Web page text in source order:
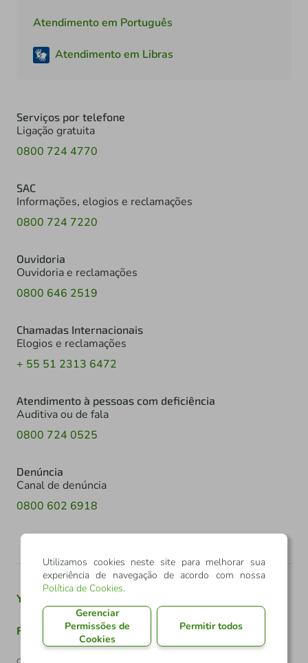
Atendimento em Português
Atendimento em Libras
Serviços por telefone
Ligação gratuita
0800 724 4770
SAC
Informações, elogios e reclamações
0800 724 7220
Ouvidoria
Ouvidoria e reclamações
0800 646 2519
Chamadas Internacionais
Elogios e reclamações
+ 55 51 2313 6472
Atendimento à pessoas com deficiência
Auditiva ou de fala
0800 724 0525
Denúncia
Canal de denúncia
0800 602 6918
Youtube
Facebook TikTok
Utilizamos cookies neste site para melhorar sua
experiência de navegação de acordo com nossa
Política de Cookies.
Gerenciar
Permissões de
Cookies
Permitir todos